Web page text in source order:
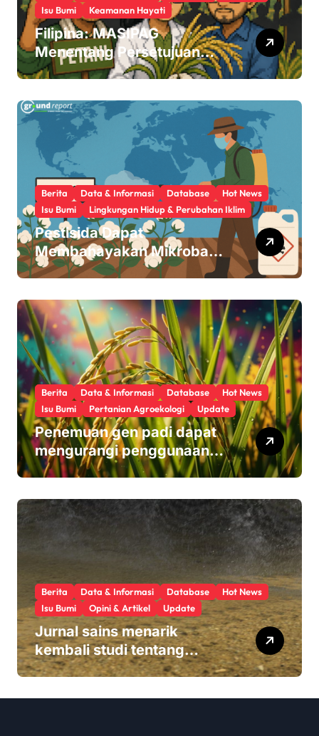
Isu Bumi
Keamanan Hayati
Filipina: MASIPAG
Menentang Persetujuan
Beras Transgenik
Berita Data & Informasi Database
Hot News
Isu Bumi
Lingkungan Hidup & Perubahan Iklim
Pestisida Dapat
Membahayakan Mikroba
Usus Kita
Berita Data & Informasi Database
Hot News
Isu Bumi
Pertanian Agroekologi Update
Penemuan gen padi dapat
mengurangi penggunaan
pupuk sekaligus melindungi
Berita Data & Informasi Database
Hot News
Isu Bumi
Opini & Artikel Update
Jurnal sains menarik
kembali studi tentang
keamanan Monsanto